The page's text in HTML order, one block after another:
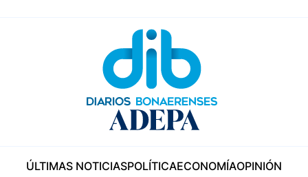
ÚLTIMAS NOTICIASPOLÍTICAECONOMÍAOPINIÓN